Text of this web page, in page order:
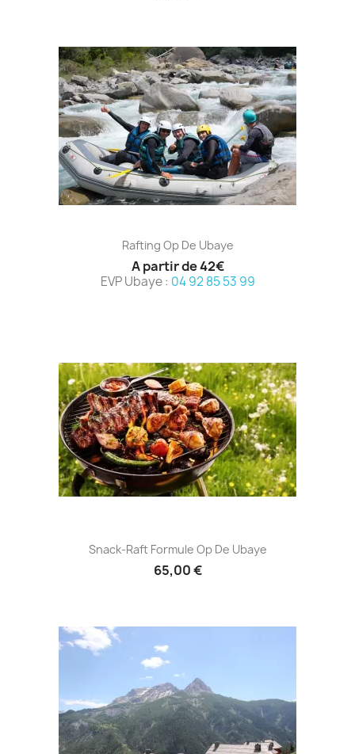
Rafting Op De Ubaye
A partir de 42€
EVP Ubaye : 04 92 85 53 99
Snack-Raft Formule Op De Ubaye
65,00 €